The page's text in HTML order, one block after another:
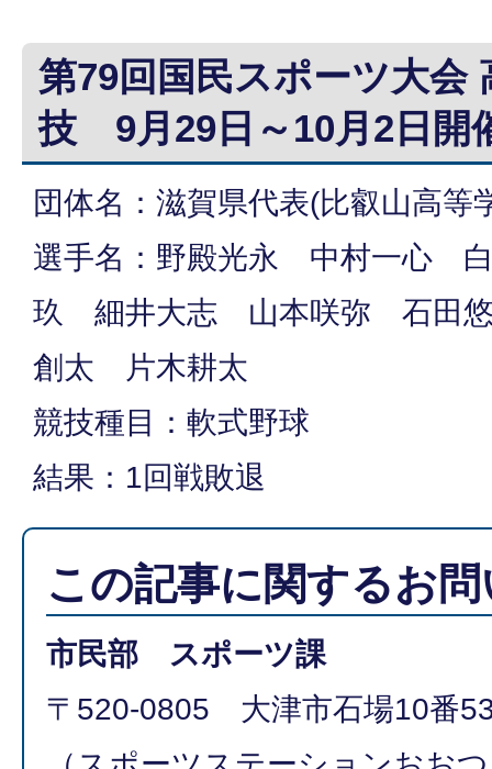
第79回国民スポーツ大会
技 9月29日～10月2日開
団体名：滋賀県代表(比叡山高等
選手名：野殿光永 中村一心
玖 細井大志 山本咲弥 石田
創太 片木耕太
競技種目：軟式野球
結果：1回戦敗退
この記事に関するお
市民部 スポーツ課
〒520-0805 大津市石場10番